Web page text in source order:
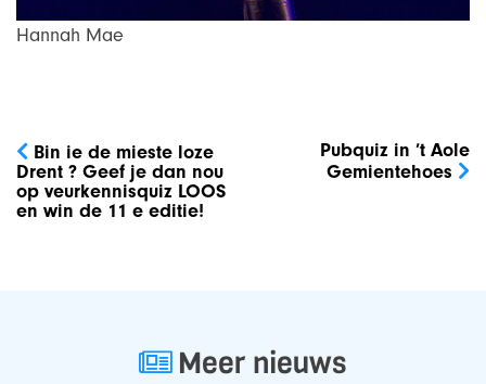
Hannah Mae
navigatie
Bin ie de mieste loze
Drent ? Geef je dan nou
op veurkennisquiz LOOS
en win de 11 e editie!
Pubquiz in ’t Aole
Gemientehoes
Meer nieuws